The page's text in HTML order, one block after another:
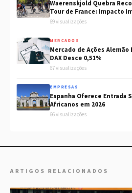
Waerenskjold Quebra
Tour de France: Impacto
69 visualizações
MERCADOS
Mercado de Ações
DAX Desce 0,51%
67 visualizações
EMPRESAS
Espanha Oferece Entrada
Africanos em 2026
66 visualizações
ARTIGOS RELACIONADOS